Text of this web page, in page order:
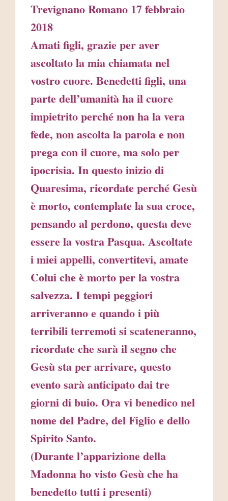
Trevignano Romano 17 febbraio
2018
Amati figli, grazie per aver
ascoltato la mia chiamata nel
vostro cuore. Benedetti figli, una
parte dell’umanità ha il cuore
impietrito perché non ha la vera
fede, non ascolta la parola e non
prega con il cuore, ma solo per
ipocrisia. In questo inizio di
Quaresima, ricordate perché Gesù
è morto, contemplate la sua croce,
pensando al perdono, questa deve
essere la vostra Pasqua. Ascoltate
i miei appelli, convertitevi, amate
Colui che è morto per la vostra
salvezza. I tempi peggiori
arriveranno e quando i più
terribili terremoti si scateneranno,
ricordate che sarà il segno che
Gesù sta per arrivare, questo
evento sarà anticipato dai tre
giorni di buio. Ora vi benedico nel
nome del Padre, del Figlio e dello
Spirito Santo.
(Durante l’apparizione della
Madonna ho visto Gesù che ha
benedetto tutti i presenti)